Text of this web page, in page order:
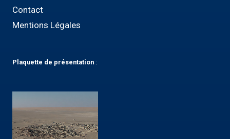
Contact
Mentions Légales
Plaquette de présentation :